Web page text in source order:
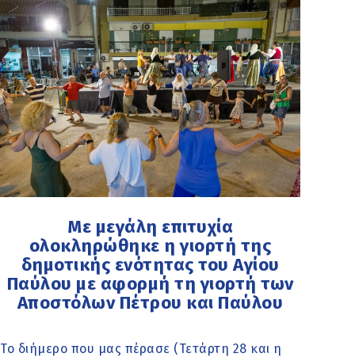
Με μεγάλη επιτυχία
ολοκληρώθηκε η γιορτή της
δημοτικής ενότητας του Αγίου
Παύλου με αφορμή τη γιορτή των
Αποστόλων Πέτρου και Παύλου
Το διήμερο που μας πέρασε (Τετάρτη 28 και η